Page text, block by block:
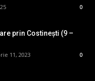
0
prin Costinești (9 –
11, 2023 0